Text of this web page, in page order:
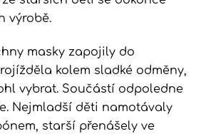
výrobě.
masky zapojily do
kolem sladké odměny,
vybrat. Součástí odpoledne
Nejmladší děti namotávaly
starší přenášely ve